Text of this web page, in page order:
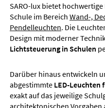
SARO-lux bietet
Schule im Bereich Wand-,
Pendelleuchten. Die
Design mit moderner
Lichtsteuerung in Schulen
Darüber hinaus entwickeln
abgestimmte LED-Leuchten
exakt auf das jeweilige
architektonischen Vorgaben